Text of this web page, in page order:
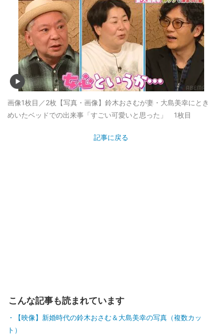
画像1枚目／2枚 【写真・画像】鈴木おさむが妻・大島美幸にとき
めいたベッドでの出来事「すごい可愛いと思った」 1枚目
記事に戻る
こんな記事も読まれています
【映像】新婚時代の鈴木おさむ＆大島美幸の写真（複数カッ
ト）